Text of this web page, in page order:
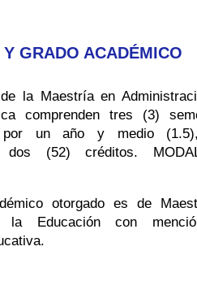
GRADO ACADÉMICO
la Maestría en
comprenden tres (3)
por un año y medio
(52) créditos.
otorgado es de
la Educación con